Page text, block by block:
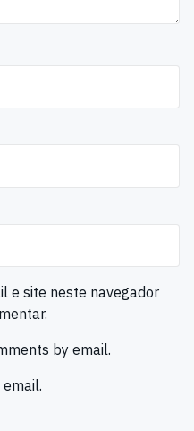
e site neste navegador
by email.